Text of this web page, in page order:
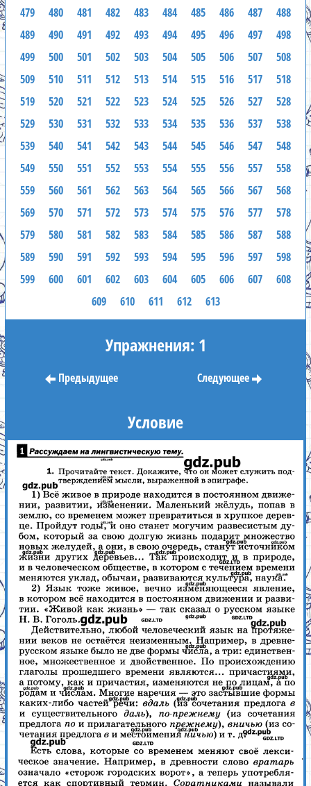
479 480 481 482 483 484 485 486 487
488
489
490 491 492 493 494 495 496 497
498
499
500 501 502 503 504 505 506 507
508
509
510 511 512 513 514 515 516 517
518
519
520 521 522 523 524 525 526 527
528
529
530 531 532 533 534 535 536 537
538
539
540 541 542 543 544 545 546 547
548
549
550 551 552 553 554 555 556 557
558
559
560 561 562 563 564 565 566 567
568
569
570 571 572 573 574 575 576 577
578
579
580 581 582 583 584 585 586 587
588
589
590 591 592 593 594 595 596 597
598
599
600 601 602 603 604 605 606 607
608
609
610 611 612 613
Упражнения: 1
Предыдущее Следующее
Условие